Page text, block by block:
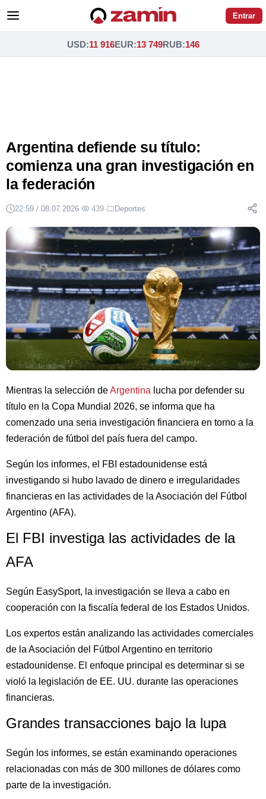
Entrar
USD:11 916EUR:13 749RUB:146
Argentina defiende su título:
comienza una gran investigación en
la federación
22:59 / 08.07.2026· 439· Deportes
Mientras la selección deArgentina lucha por defender su
título en la Copa Mundial 2026, se informa que ha
comenzado una seria investigación financiera en torno a la
federación de fútbol del país fuera del campo.
Según los informes, el FBI estadounidense está
investigando si hubo lavado de dinero e irregularidades
financieras en las actividades de la Asociación del Fútbol
Argentino (AFA).
El FBI investiga las actividades de la
AFA
Según EasySport, la investigación se lleva a cabo en
cooperación con la fiscalía federal de los Estados Unidos.
Los expertos están analizando las actividades comerciales
de la Asociación del Fútbol Argentino en territorio
estadounidense. El enfoque principal es determinar si se
violó la legislación de EE. UU. durante las operaciones
financieras.
Grandes transacciones bajo la lupa
Según los informes, se están examinando operaciones
relacionadas con más de 300 millones de dólares como
parte de la investigación.